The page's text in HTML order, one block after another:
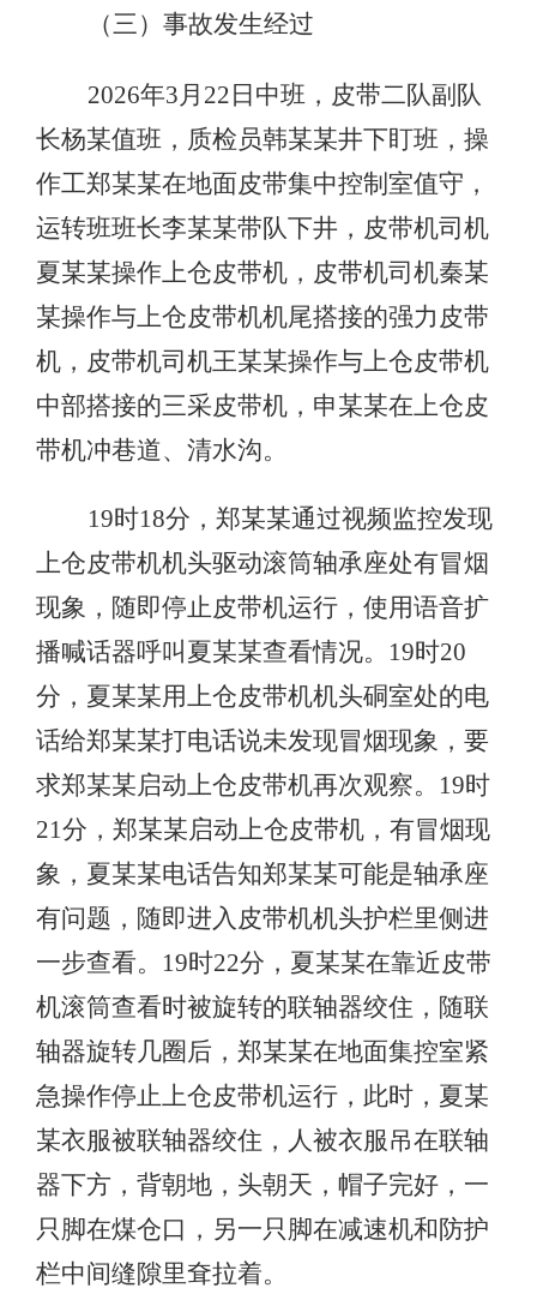
（三）事故发生经过
2026年3月22日中班，皮带二队副队
长杨某值班，质检员韩某某井下盯班，操
作工郑某某在地面皮带集中控制室值守，
运转班班长李某某带队下井，皮带机司机
夏某某操作上仓皮带机，皮带机司机秦某
某操作与上仓皮带机机尾搭接的强力皮带
机，皮带机司机王某某操作与上仓皮带机
中部搭接的三采皮带机，申某某在上仓皮
带机冲巷道、清水沟。
19时18分，郑某某通过视频监控发现
上仓皮带机机头驱动滚筒轴承座处有冒烟
现象，随即停止皮带机运行，使用语音扩
播喊话器呼叫夏某某查看情况。19时20
分，夏某某用上仓皮带机机头硐室处的电
话给郑某某打电话说未发现冒烟现象，要
求郑某某启动上仓皮带机再次观察。19时
21分，郑某某启动上仓皮带机，有冒烟现
象，夏某某电话告知郑某某可能是轴承座
有问题，随即进入皮带机机头护栏里侧进
一步查看。19时22分，夏某某在靠近皮带
机滚筒查看时被旋转的联轴器绞住，随联
轴器旋转几圈后，郑某某在地面集控室紧
急操作停止上仓皮带机运行，此时，夏某
某衣服被联轴器绞住，人被衣服吊在联轴
器下方，背朝地，头朝天，帽子完好，一
只脚在煤仓口，另一只脚在减速机和防护
栏中间缝隙里耷拉着。